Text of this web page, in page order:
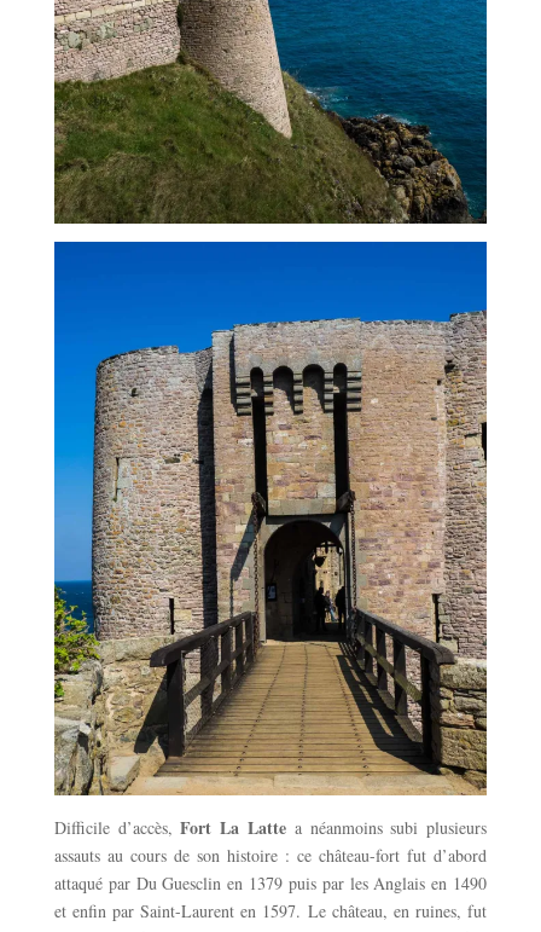
Difficile d’accès, Fort La Latte a néanmoins subi plusieurs
assauts au cours de son histoire : ce château-fort fut d’abord
attaqué par Du Guesclin en 1379 puis par les Anglais en 1490
et enfin par Saint-Laurent en 1597. Le château, en ruines, fut